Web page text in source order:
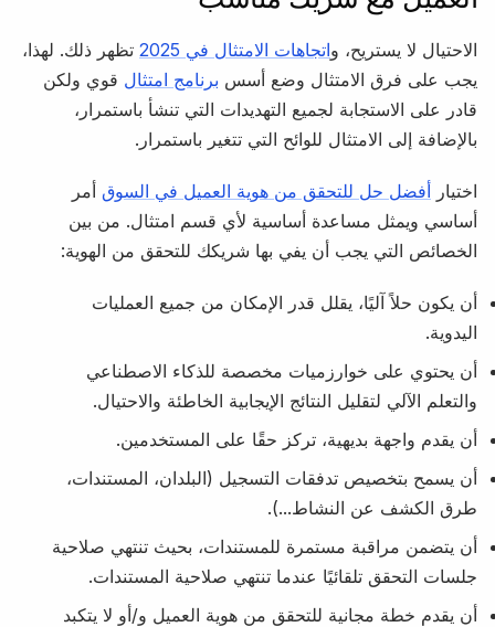
الاحتيال لا يستريح، واتجاهات الامتثال في 2025
تظهر ذلك. لهذا،
يجب على فرق الامتثال وضع أسس برنامج امتثال قوي ولكن
قادر على الاستجابة لجميع التهديدات التي تنشأ باستمرار،
بالإضافة إلى الامتثال للوائح التي تتغير باستمرار.
اختيار أفضل حل للتحقق من هوية العميل في السوق أمر
أساسي ويمثل مساعدة أساسية لأي قسم امتثال. من بين
الخصائص التي يجب أن يفي بها شريكك للتحقق من الهوية:
أن يكون حلاً آليًا، يقلل قدر الإمكان من جميع العمليات
اليدوية.
أن يحتوي على خوارزميات مخصصة للذكاء الاصطناعي
والتعلم الآلي لتقليل النتائج الإيجابية الخاطئة والاحتيال.
أن يقدم واجهة بديهية، تركز حقًا على المستخدمين.
أن يسمح بتخصيص تدفقات التسجيل (البلدان، المستندات،
طرق الكشف عن النشاط...).
أن يتضمن مراقبة مستمرة للمستندات، بحيث تنتهي صلاحية
جلسات التحقق تلقائيًا عندما تنتهي صلاحية المستندات.
أن يقدم خطة مجانية للتحقق من هوية العميل و/أو لا يتكبد